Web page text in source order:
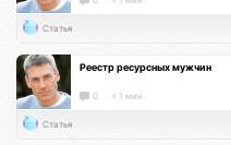
Статья
Реестр ресурсных мужчин
0 < 1 мин.
Статья